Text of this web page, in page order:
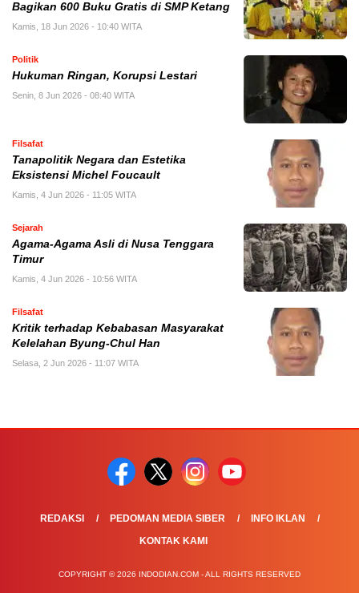
Bagikan 600 Buku Gratis di SMP Ketang
Kamis, 18 Jun 2026 - 10:40 WITA
Politik
Hukuman Ringan, Korupsi Lestari
Senin, 8 Jun 2026 - 08:40 WITA
Filsafat
Tanapolitik Negara dan Estetika
Eksistensi Michel Foucault
Kamis, 4 Jun 2026 - 11:05 WITA
Sejarah
Agama-Agama Asli di Nusa Tenggara
Timur
Kamis, 4 Jun 2026 - 10:56 WITA
Filsafat
Kritik terhadap Kebabasan Masyarakat
Kelelahan Byung-Chul Han
Selasa, 2 Jun 2026 - 11:07 WITA
REDAKSI PEDOMAN MEDIA SIBER
INFO IKLAN
KONTAK KAMI
COPYRIGHT © 2026 INDODIAN.COM - ALL RIGHTS RESERVED